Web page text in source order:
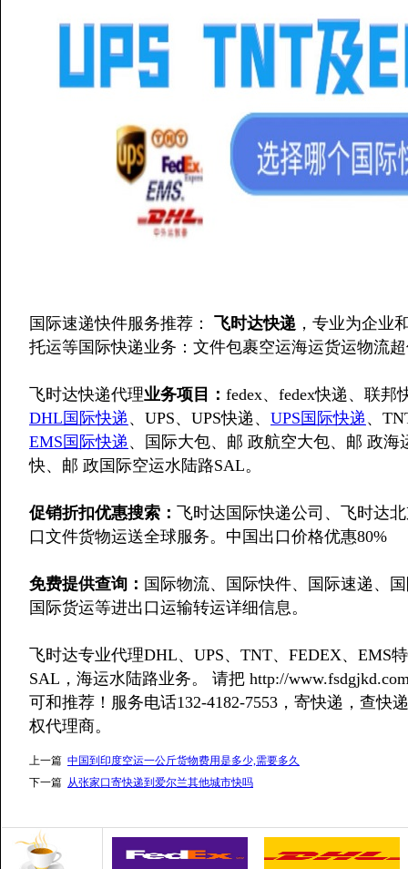
国际速递快件服务推荐： 飞时达快递 ，专业为企业
托运等国际快递业务：文件包裹空运海运货运物流
飞时达快递代理业务项目： fedex、fedex快递、联邦
DHL国际快递 、UPS、UPS快递、 UPS国际快递 、
EMS国际快递 、国际大包、邮 政航空大包、邮 政
快、邮 政国际空运水陆路SAL。
促销折扣优惠搜索：
飞时达国际快递公司、飞时达
口文件货物运送全球服务。中国出口价格优惠80%
免费提供查询： 国际物流、国际快件、国际速递、
国际货运等进出口运输转运详细信息。
飞时达专业代理DHL、UPS、TNT、FEDEX、EMS
SAL，海运水陆路业务。 请把 http://
可和推荐！服务电话132-4182-7553，寄快递，查
权代理商。
上一篇 中国到印度空运一公斤货物费用是多少,需要多久
下一篇 从张家口寄快递到爱尔兰其他城市快吗